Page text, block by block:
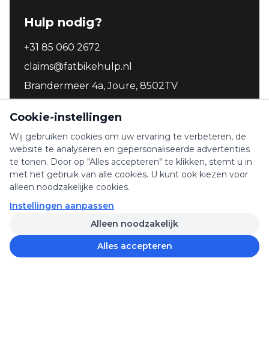
Hulp nodig?
+31 85 060 2672
claims@fatbikehulp.nl
Brandermeer 4a, Joure, 8502TV
WhatsApp
4.9 / 132 reviews
©2026Fatbikehulp.nl - Alle rechten voorbehouden
KVK: 96813091 BTW: NL867772979B01
Cookie-instellingen
Wij gebruiken cookies om uw ervaring te verbeteren, de
website te analyseren en gepersonaliseerde advertenties
te tonen. Door op "Alles accepteren" te klikken, stemt u in
met het gebruik van alle cookies. U kunt ook kiezen voor
alleen noodzakelijke cookies.
Instellingen aanpassen
Alleen noodzakelijk
Alles accepteren